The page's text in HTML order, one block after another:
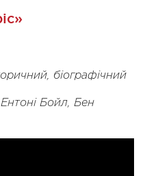
біографічний
Бойл, Бен